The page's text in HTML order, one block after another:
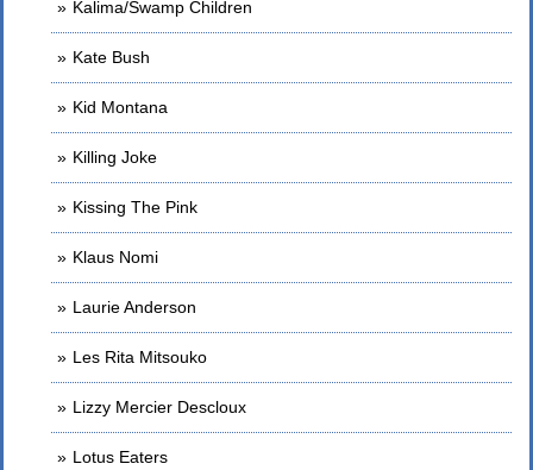
Kalima/Swamp Children
Kate Bush
Kid Montana
Killing Joke
Kissing The Pink
Klaus Nomi
Laurie Anderson
Les Rita Mitsouko
Lizzy Mercier Descloux
Lotus Eaters